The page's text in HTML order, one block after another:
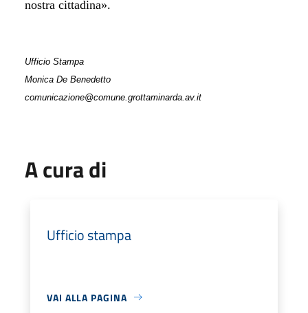
nostra cittadina».
Ufficio Stampa
Monica De Benedetto
comunicazione@comune.grottaminarda.av.it
A cura di
Ufficio stampa
VAI ALLA PAGINA